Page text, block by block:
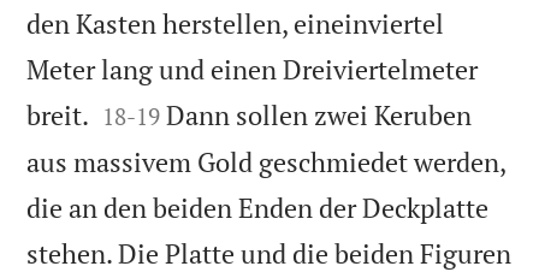
den Kasten herstellen, eineinviertel
Meter lang und einen Dreiviertelmeter
breit. 

18-19 Dann sollen zwei Keruben
aus massivem Gold geschmiedet werden,
die an den beiden Enden der Deckplatte
stehen. Die Platte und die beiden Figuren